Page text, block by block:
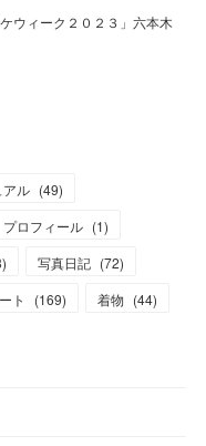
ウィーク２０２３」六本木
アル (49)
プロフィール (1)
) 写真日記 (72)
ト (169) 着物 (44)